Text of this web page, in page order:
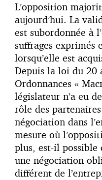
L’opposition
aujourd’hui. La
est subordonnée à
suffrages exprimés
lorsqu’elle est
Depuis la loi du 20
Ordonnances «
législateur n’a eu
rôle des
négociation dans
mesure où
plus, est-il possible
une négociation
différent de